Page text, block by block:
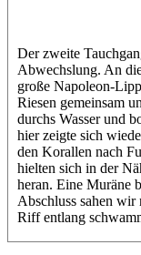
Der zweite
Abwechslung. An
große Napoleon-
Riesen gemeinsam
durchs Wasser und
hier zeigte sich
den Korallen nach
hielten sich in der
heran. Eine Muräne
Abschluss sahen
Riff entlang